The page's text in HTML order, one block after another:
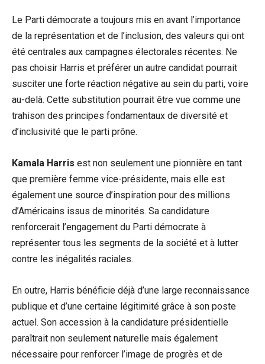
Le Parti démocrate a toujours mis en avant l’importance
de la représentation et de l’inclusion, des valeurs qui ont
été centrales aux campagnes électorales récentes. Ne
pas choisir Harris et préférer un autre candidat pourrait
susciter une forte réaction négative au sein du parti, voire
au-delà. Cette substitution pourrait être vue comme une
trahison des principes fondamentaux de diversité et
d’inclusivité que le parti prône.
Kamala Harris est non seulement une pionnière en tant
que première femme vice-présidente, mais elle est
également une source d’inspiration pour des millions
d’Américains issus de minorités. Sa candidature
renforcerait l’engagement du Parti démocrate à
représenter tous les segments de la société et à lutter
contre les inégalités raciales.
En outre, Harris bénéficie déjà d’une large reconnaissance
publique et d’une certaine légitimité grâce à son poste
actuel. Son accession à la candidature présidentielle
paraîtrait non seulement naturelle mais également
nécessaire pour renforcer l’image de progrès et de